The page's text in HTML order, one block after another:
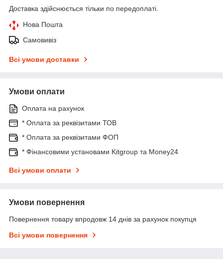
Доставка здійснюється тільки по передоплаті.
Нова Пошта
Самовивіз
Всі умови доставки
Умови оплати
Оплата на рахунок
* Оплата за реквізитами ТОВ
* Оплата за реквізитами ФОП
* Фінансовими установами Kitgroup та Money24
Всі умови оплати
Умови повернення
Повернення товару впродовж 14 днів за рахунок покупця
Всі умови повернення